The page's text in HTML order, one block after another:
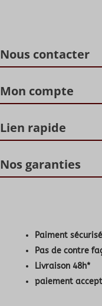
Nous contacter
Mon compte
Lien rapide
Nos garanties
Paiment sécurisé
Pas de contre
Livraison 48h*
paiement